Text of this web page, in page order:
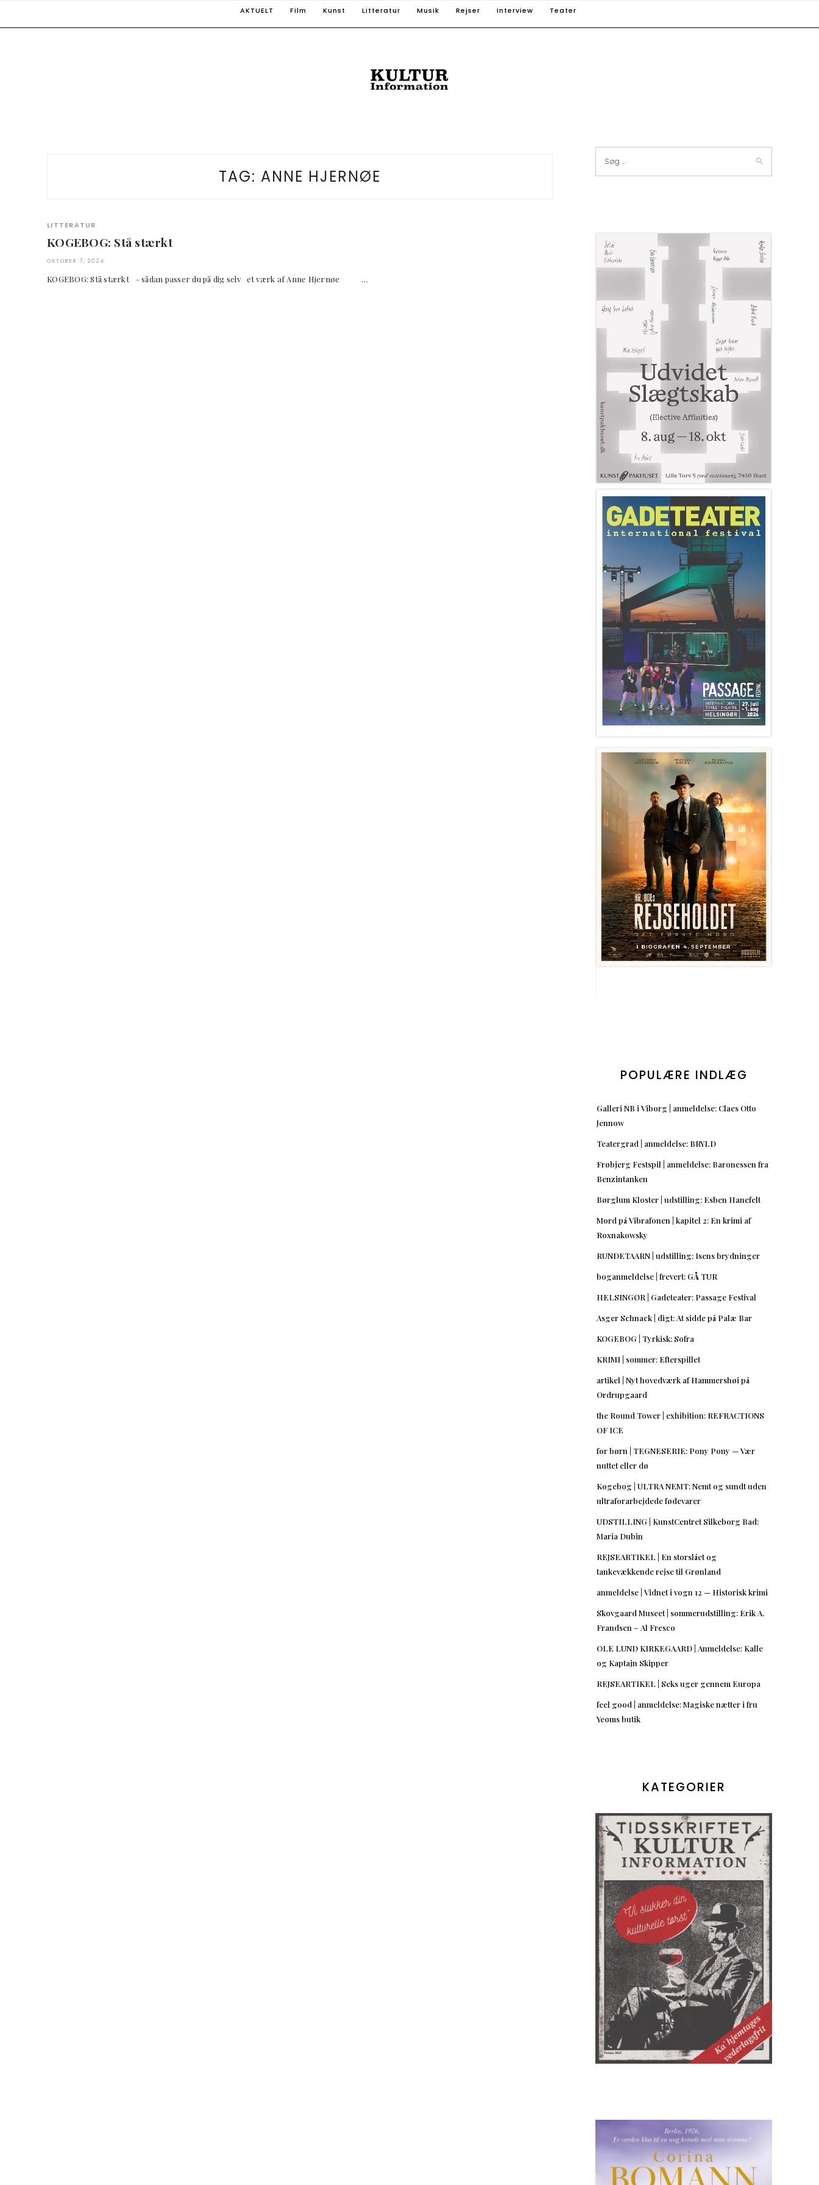
AKTUELT Film Kunst Litteratur Musik Rejser Interview Teater
TAG: ANNE HJERNØE
LITTERATUR
KOGEBOG: Stå stærkt
OKTOBER 7, 2024
KOGEBOG: Stå stærkt – sådan passer du på dig selv et værk af Anne Hjernøe …
POPULÆRE INDLÆG
Galleri NB i Viborg | anmeldelse: Claes Otto
Jennow
Teatergrad | anmeldelse: BRYLD
Frøbjerg Festspil | anmeldelse: Baronessen fra
Benzintanken
Børglum Kloster | udstilling: Esben Hanefelt
Mord på Vibrafonen | kapitel 2: En krimi af
Roxnakowsky
RUNDETAARN | udstilling: Isens brydninger
boganmeldelse | frevert: GÅ TUR
HELSINGØR | Gadeteater: Passage Festival
Asger Schnack | digt: At sidde på Palæ Bar
KOGEBOG | Tyrkisk: Sofra
KRIMI | sommer: Efterspillet
artikel | Nyt hovedværk af Hammershøi på
Ordrupgaard
the Round Tower | exhibition: REFRACTIONS
OF ICE
for børn | TEGNESERIE: Pony Pony — Vær
nuttet eller dø
Kogebog | ULTRA NEMT: Nemt og sundt uden
ultraforarbejdede fødevarer
UDSTILLING | KunstCentret Silkeborg Bad:
Maria Dubin
REJSEARTIKEL | En storslået og
tankevækkende rejse til Grønland
anmeldelse | Vidnet i vogn 12 — Historisk krimi
Skovgaard Museet | sommerudstilling: Erik A.
Frandsen – Al Fresco
OLE LUND KIRKEGAARD | Anmeldelse: Kalle
og Kaptajn Skipper
REJSEARTIKEL | Seks uger gennem Europa
feel good | anmeldelse: Magiske nætter i fru
Yeoms butik
KATEGORIER